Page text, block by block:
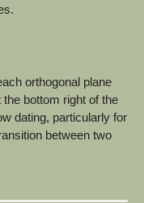
orthogonal plane
bottom right of the
dating, particularly for
between two